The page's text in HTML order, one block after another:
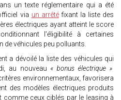
un texte réglementaire qui a été
via un arrêtéfixant la liste des
électriques ayant atteint le score
l'éligibilité à certaines
de véhicules peu polluants.
a dévoilé la liste des véhicules qui
au nouveau « bonus électrique »
environnementaux, favorisera
des modèles électriques produits
comme ceux ciblés par le leasing à